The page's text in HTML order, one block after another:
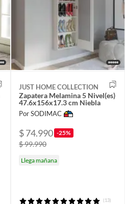
JUST HOME COLLECTION
Zapatera Melamina 5 Nivel(es)
47.6x156x17.3 cm Niebla
Por SODIMAC
$ 74.990 -25%
$ 99.990
Llega mañana
(13)